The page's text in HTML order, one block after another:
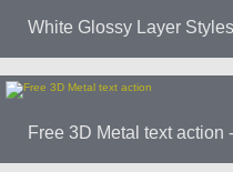
White Glossy Layer
Free 3D Metal text